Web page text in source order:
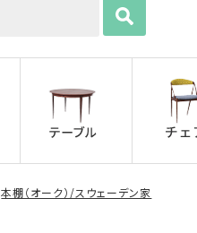
本棚（オーク）/スウェーデン家